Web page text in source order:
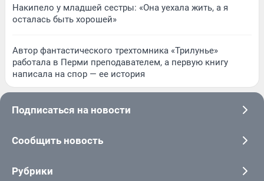
Накипело у младшей сестры: «Она уехала жить, а я
осталась быть хорошей»
Автор фантастического трехтомника «Трилунье»
работала в Перми преподавателем, а первую книгу
написала на спор — ее история
Подписаться на новости
Сообщить новость
Рубрики